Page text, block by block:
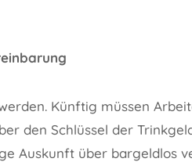
Künftig müssen
den Schlüssel der
Auskunft über bargeldlos